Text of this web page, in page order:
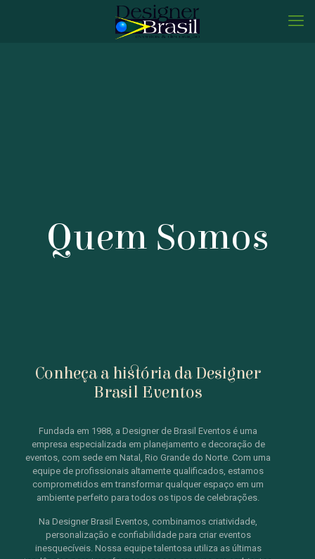
Quem Somos
Conheça a história da Designer
Brasil Eventos
Fundada em 1988, a Designer de Brasil Eventos é uma
empresa especializada em planejamento e decoração de
eventos, com sede em Natal, Rio Grande do Norte. Com uma
equipe de profissionais altamente qualificados, estamos
comprometidos em transformar qualquer espaço em um
ambiente perfeito para todos os tipos de celebrações.
Na Designer Brasil Eventos, combinamos criatividade,
personalização e confiabilidade para criar eventos
inesquecíveis. Nossa equipe talentosa utiliza as últimas